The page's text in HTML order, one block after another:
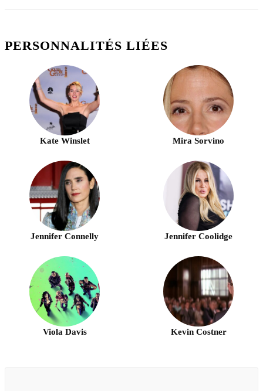
PERSONNALITÉS LIÉES
Kate Winslet Mira Sorvino
Jennifer Connelly Jennifer Coolidge
Viola Davis Kevin Costner